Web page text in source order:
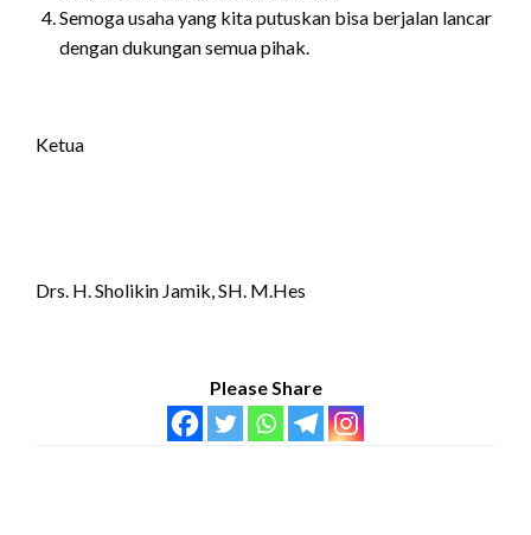
Semoga usaha yang kita putuskan bisa berjalan lancar
dengan dukungan semua pihak.
Ketua
Drs. H. Sholikin Jamik, SH. M.Hes
Please Share